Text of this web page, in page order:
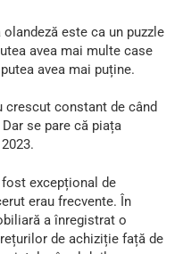
este ca un puzzle
avea mai multe case
avea mai puține.
crescut constant de când
se pare că piața
excepțional de
erau frecvente. În
a înregistrat o
de achiziție față de